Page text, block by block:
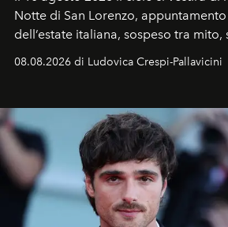
Notte di San Lorenzo,
dell’estate italiana, sospeso tra mito,
Sarà il momento in cui gli occhi si
celeste per seguire il passaggio delle
all’universo i desideri più segreti
08.08.2026 di Ludovica Crespi-Pallavicini